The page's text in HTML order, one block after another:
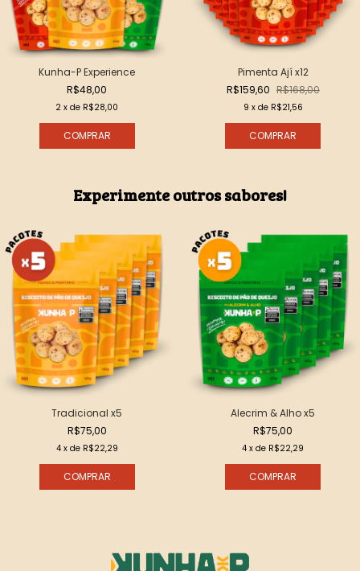
Kunha-P Experience
R$48,00
2 x de R$28,00
Pimenta Ají x12
R$159,60 R$168,00
9 x de R$21,56
Experimente outros sabores!
Tradicional x5
R$75,00
4 x de R$22,29
Alecrim & Alho x5
R$75,00
4 x de R$22,29